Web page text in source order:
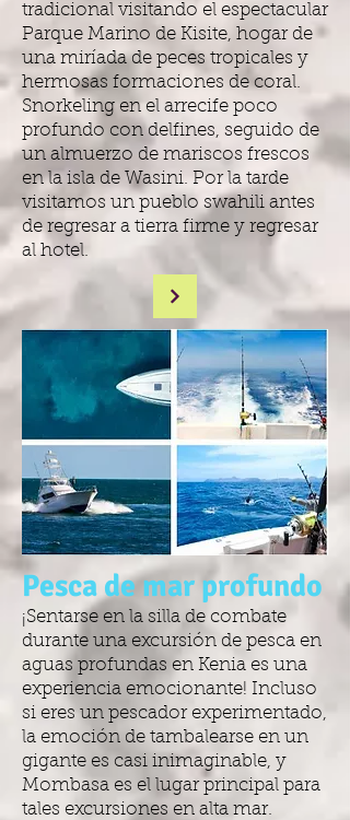
tradicional visitando el espectacular
Parque Marino de Kisite, hogar de
una miríada de peces tropicales y
hermosas formaciones de coral.
Snorkeling en el arrecife poco
profundo con delfines, seguido de
un almuerzo de mariscos frescos
en la isla de Wasini. Por la tarde
visitamos un pueblo swahili antes
de regresar a tierra firme y regresar
al hotel.
Pesca de mar profundo
¡Sentarse en la silla de combate
durante una excursión de pesca en
aguas profundas en Kenia es una
experiencia emocionante! Incluso
si eres un pescador experimentado,
la emoción de tambalearse en un
gigante es casi inimaginable, y
Mombasa es el lugar principal para
tales excursiones en alta mar.